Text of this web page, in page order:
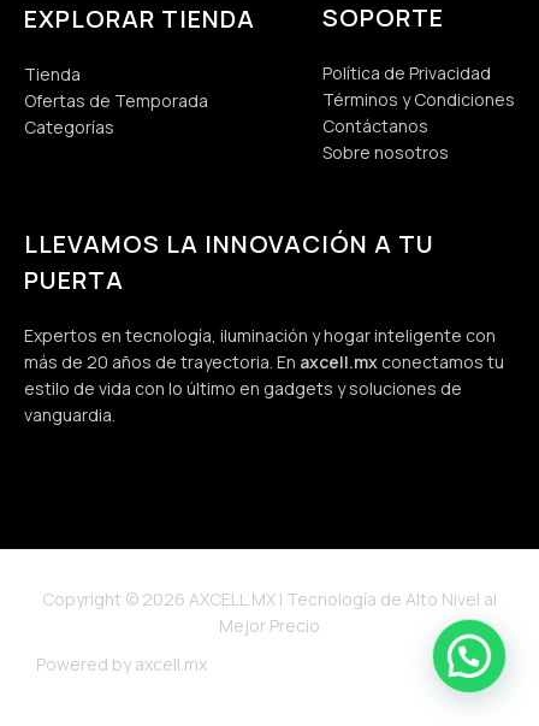
EXPLORAR TIENDA
Tienda
Ofertas de Temporada
Categorías
SOPORTE
Política de Privacidad
Términos y Condiciones
Contáctanos
Sobre nosotros
LLEVAMOS LA INNOVACIÓN A TU
PUERTA
Expertos en tecnología, iluminación y hogar inteligente con
más de 20 años de trayectoria. En axcell.mx conectamos tu
estilo de vida con lo último en gadgets y soluciones de
vanguardia.
Copyright © 2026 AXCELL.MX | Tecnología de Alto Nivel al
Mejor Precio
Powered by axcell.mx